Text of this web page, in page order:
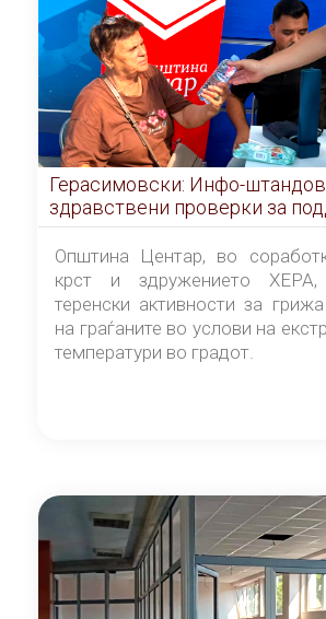
Герасимовски: Инфо-
здравствени проверки за
граѓаните во услови на
Општина Центар, во
крст и здружението ХЕРА,
теренски активности за
на граѓаните во услови на
температури во градот.